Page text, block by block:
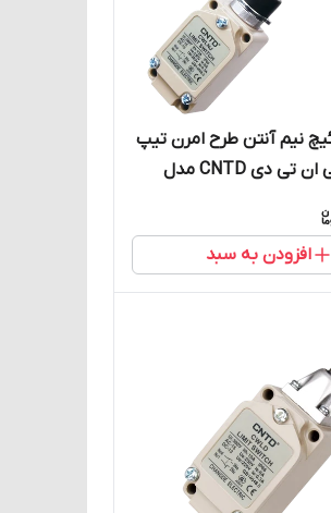
نیم آنتن طرح امرن تیپ
سنگین سی ان تی دی CNTD مدل
افزودن به سبد